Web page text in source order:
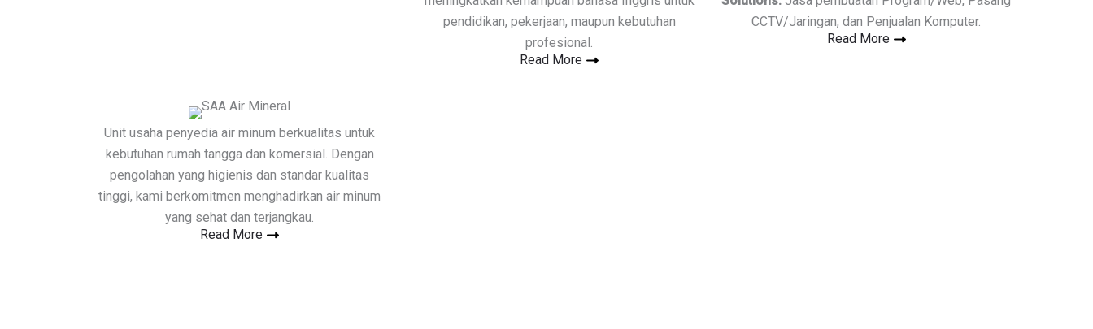
pendidikan, pekerjaan, maupun kebutuhan
profesional.
Read More
CCTV/Jaringan, dan Penjualan Komputer.
Read More
Unit usaha penyedia air minum berkualitas untuk
kebutuhan rumah tangga dan komersial. Dengan
pengolahan yang higienis dan standar kualitas
tinggi, kami berkomitmen menghadirkan air minum
yang sehat dan terjangkau.
Read More